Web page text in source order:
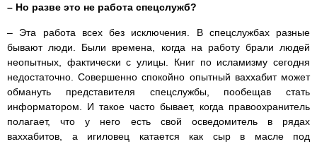
– Но разве это не работа спецслужб?
– Эта работа всех без исключения. В спецслужбах разные
бывают люди. Были времена, когда на работу брали людей
неопытных, фактически с улицы. Книг по исламизму сегодня
недостаточно. Совершенно спокойно опытный ваххабит может
обмануть представителя спецслужбы, пообещав стать
информатором. И такое часто бывает, когда правоохранитель
полагает, что у него есть свой осведомитель в рядах
ваххабитов, а игиловец катается как сыр в масле под